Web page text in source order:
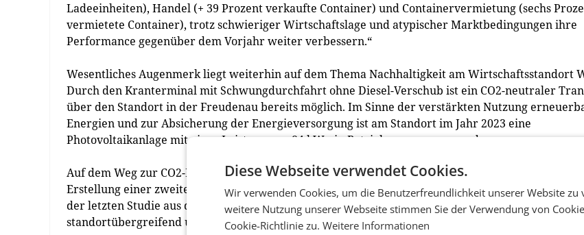
Ladeeinheiten), Handel (+ 39 Prozent verkaufte Container) und Containervermietung (sechs
vermietete Container), trotz schwieriger Wirtschaftslage und atypischer Marktbedingungen ihre
Performance gegenüber dem Vorjahr weiter verbessern.“
Wesentliches Augenmerk liegt weiterhin auf dem Thema Nachhaltigkeit am Wirtschaftsstandort
Durch den Kran­terminal mit Schwungdurchfahrt ohne Diesel-Verschub ist ein CO2-neutraler
über den Standort in der Freudenau bereits möglich. Im Sinne der verstärkten Nutzung
Energien und zur Absicherung der Energieversorgung ist am Standort im Jahr 2023 eine
Photovoltaikanlage mit einer Leistung von 84 kWp in Betrieb genommen worden.
Auf dem Weg zur CO2-Neutralität hat der Hafen Wien die Österreichische Energieagentur mit der
Erstellung einer zweiten Studie beauftragt. Diese weist aus, dass der Gesamtenergieverbrauch
der letzten Studie aus dem Jahr 2019 um fast acht Prozent zurück gegangen ist und die CO2e-
standortübergreifend um 16% gesunken sind.
Diese Webseite verwendet Cookies.
Wir verwenden Cookies, um die Benutzerfreundlichkeit unserer Website zu
weitere Nutzung unserer Webseite stimmen Sie der Verwendung von
Cookie-Richtlinie zu. Weitere Informationen